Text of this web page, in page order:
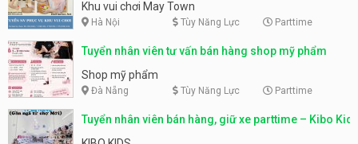
động
Khu vui chơi May Town
Hà Nội Tùy Năng Lực Parttime
Tuyển nhân viên tư vấn bán hàng shop mỹ phẩm
Shop mỹ phẩm
Đà Nẵng Tùy Năng Lực Parttime
Tuyển nhân viên bán hàng, giữ xe parttime – Kibo Kid